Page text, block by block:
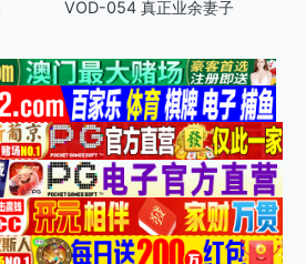
VOD-054 真正业余妻子